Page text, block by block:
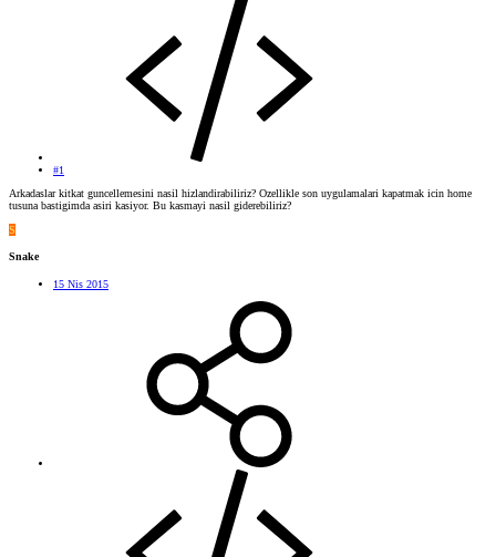
#1
Arkadaslar kitkat guncellemesini nasil hizlandirabiliriz? Ozellikle son uygulamalari kapatmak icin home
tusuna bastigimda asiri kasiyor. Bu kasmayi nasil giderebiliriz?
S
Snake
15 Nis 2015